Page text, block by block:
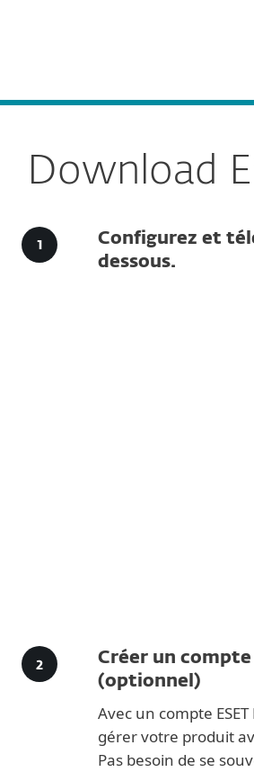
Download
Configurez et
dessous.
Créer un compte
(optionnel)
Avec un compte
gérer votre produit
Pas besoin de se